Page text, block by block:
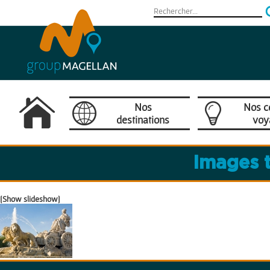
Nos
destinations
Camargue
Nos
[Show slideshow]